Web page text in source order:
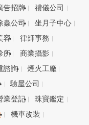
告招牌
禮儀公司
蟲公司
坐月子中心
容
律師事務
所
商業攝影
諮詢
煙火工廠
驗屋公司
業登記
珠寶鑑定
機車改裝